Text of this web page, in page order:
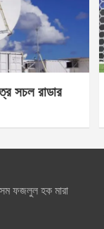
সচল রাডার
ফজলুল হক মারা